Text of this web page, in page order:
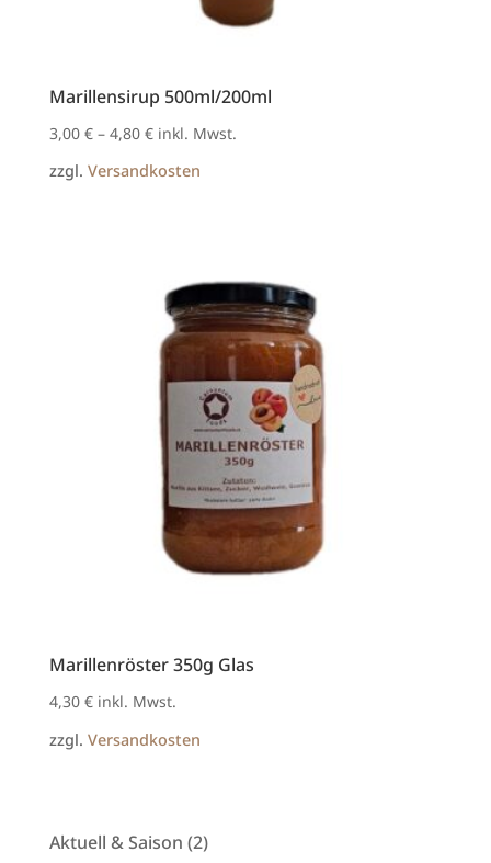
Marillensirup 500ml/200ml
3,00 €– 4,80 € inkl. Mwst.
zzgl. Versandkosten
Marillenröster 350g Glas
4,30 € inkl. Mwst.
zzgl. Versandkosten
Aktuell & Saison 22